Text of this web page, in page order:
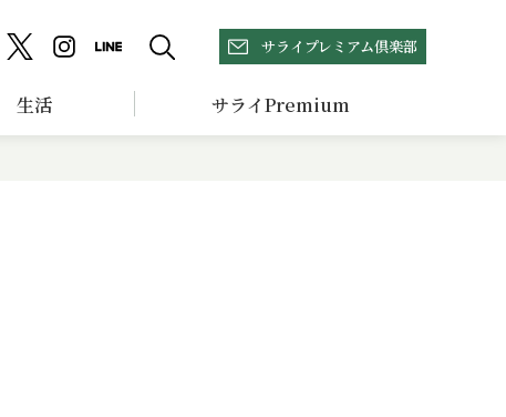
サライプレミアム倶楽部
生活 サライPremium